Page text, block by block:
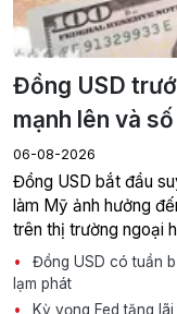
Đồng USD
mạnh lên và
06-08-2026
Đồng USD bắt đầu
làm Mỹ ảnh hưởng
trên thị trường ngoại
Đồng USD có tuần
lạm phát
Kỳ vọng Fed tăng